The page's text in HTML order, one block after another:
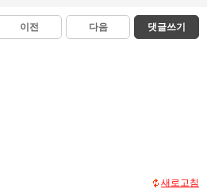
이전 다음 댓글쓰기
새로고침